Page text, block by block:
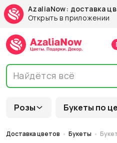
AzaliaNow: доставка
Открыть в приложении
Розы Букеты по
Доставка цветов Букеты